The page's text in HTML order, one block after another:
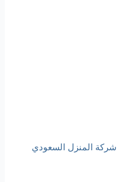
شركة المنزل السعودي